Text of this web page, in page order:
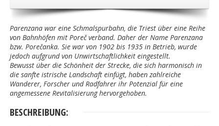
Parenzana war eine Schmalspurbahn, die Triest über eine Reihe
von Bahnhöfen mit Poreč verband. Daher der Name Parenzana
bzw. Porečanka. Sie war von 1902 bis 1935 in Betrieb, wurde
jedoch aufgrund von Unwirtschaftlichkeit eingestellt.
Bewusst über die Schönheit der Strecke, die sich harmonisch in
die sanfte istrische Landschaft einfügt, haben zahlreiche
Wanderer, Forscher und Radfahrer ihr Potenzial für eine
angemessene Revitalisierung hervorgehoben.
BESCHREIBUNG: